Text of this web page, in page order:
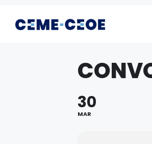
30
MAR